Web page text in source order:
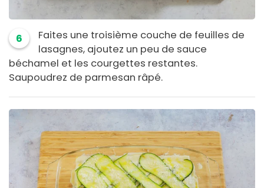
6
Faites une troisième couche de feuilles de
lasagnes, ajoutez un peu de sauce
béchamel et les courgettes restantes.
Saupoudrez de parmesan râpé.